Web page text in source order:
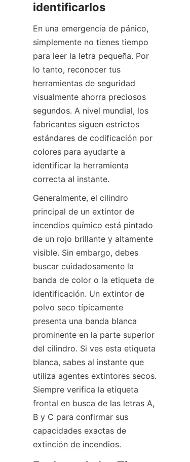
identificarlos
En una emergencia de pánico,
simplemente no tienes tiempo
para leer la letra pequeña. Por
lo tanto, reconocer tus
herramientas de seguridad
visualmente ahorra preciosos
segundos. A nivel mundial, los
fabricantes siguen estrictos
estándares de codificación por
colores para ayudarte a
identificar la herramienta
correcta al instante.
Generalmente, el cilindro
principal de un extintor de
incendios químico está pintado
de un rojo brillante y altamente
visible. Sin embargo, debes
buscar cuidadosamente la
banda de color o la etiqueta de
identificación. Un extintor de
polvo seco típicamente
presenta una banda blanca
prominente en la parte superior
del cilindro. Si ves esta etiqueta
blanca, sabes al instante que
utiliza agentes extintores secos.
Siempre verifica la etiqueta
frontal en busca de las letras A,
B y C para confirmar sus
capacidades exactas de
extinción de incendios.